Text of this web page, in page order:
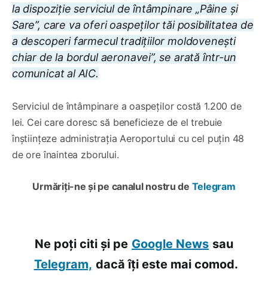
la dispoziție serviciul de întâmpinare „Pâine și
Sare”, care va oferi oaspeților tăi posibilitatea de
a descoperi farmecul tradițiilor moldovenești
chiar de la bordul aeronavei”, se arată într-un
comunicat al AIC.
Serviciul de întâmpinare a oaspeţilor costă 1.200 de
lei. Cei care doresc să beneficieze de el trebuie
înștiințeze administrația Aeroportului cu cel puțin 48
de ore înaintea zborului.
Urmăriți-ne și pe canalul nostru de Telegram
Ne poți citi și pe Google News sau
Telegram, dacă îți este mai comod.